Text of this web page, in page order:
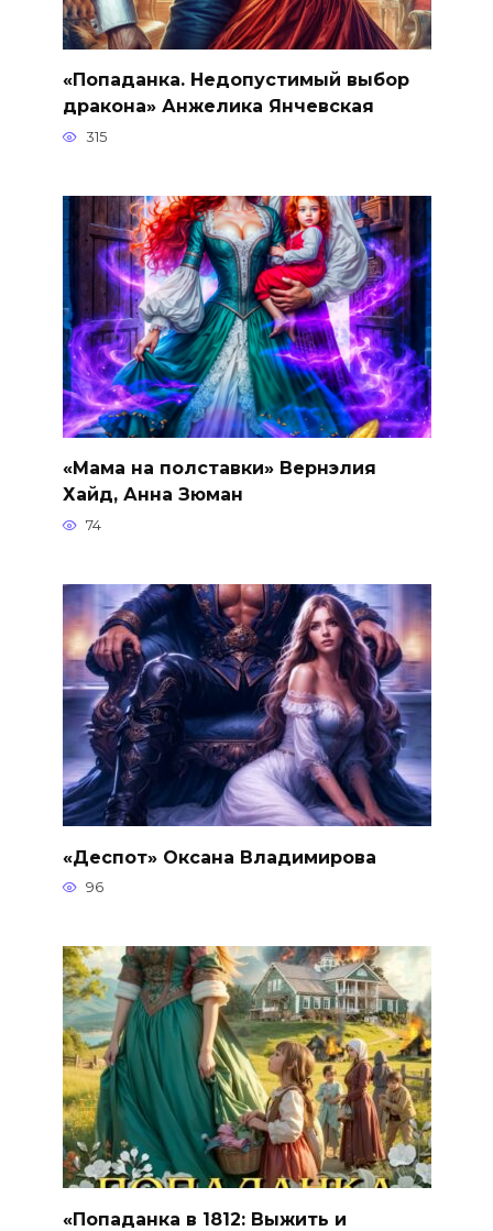
«Попаданка. Недопустимый выбор
дракона» Анжелика Янчевская
315
«Мама на полставки» Вернэлия
Хайд, Анна Зюман
74
«Деспот» Оксана Владимирова
96
«Попаданка в 1812: Выжить и